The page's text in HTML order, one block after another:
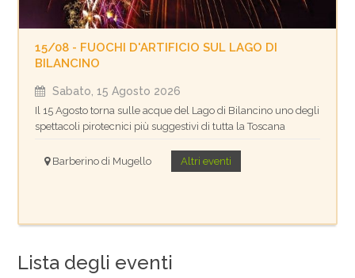
15/08 - FUOCHI D'ARTIFICIO SUL LAGO DI
BILANCINO
Sabato, 15 Agosto 2026
Il 15 Agosto torna sulle acque del Lago di Bilancino uno degli
spettacoli pirotecnici più suggestivi di tutta la Toscana
Barberino di Mugello Altri eventi
Lista degli eventi